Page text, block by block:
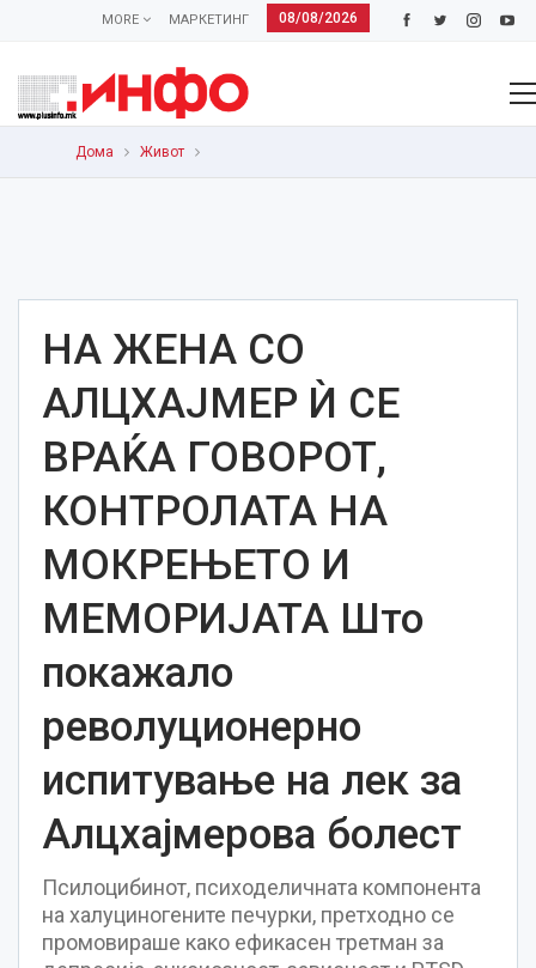
08/08/2026
МАРКЕТИНГ
MORE
Дома Живот
НА ЖЕНА СО
АЛЦХАЈМЕР Ѝ СЕ
ВРАЌА ГОВОРОТ,
КОНТРОЛАТА НА
МОКРЕЊЕТО И
МЕМОРИЈATA Што
покажало
револуционерно
испитување на лек за
Алцхајмерова болест
Псилоцибинот, психоделичната компонента
на халуциногените печурки, претходно се
промовираше како ефикасен третман за